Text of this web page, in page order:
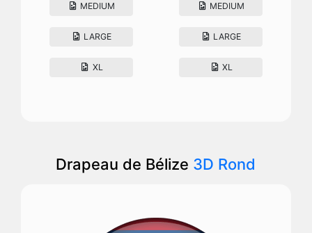
MEDIUM
LARGE
XL
MEDIUM
LARGE
XL
Drapeau de Bélize 3D Rond